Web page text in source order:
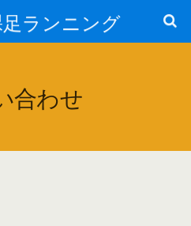
ランニング
合わせ